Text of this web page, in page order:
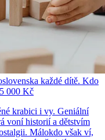
každé dítě. Kdo
000 Kč
krabici i vy. Geniální
voní historií a dětstvím
Málokdo však ví,